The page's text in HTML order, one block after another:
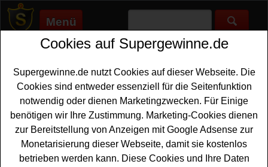
Menü
Supergewinne.de>Gewinnspiele>Reise Gewinnspiele>We are
Anzeige:
Anzeige:
We are Travel Oster-Gewinnspiel -
Urlaub gewinnen
Cookies auf Supergewinne.de
Supergewinne.de nutzt Cookies auf dieser Webseite. Die
Cookies sind entweder essenziell für die Seitenfunktion
notwendig oder dienen Marketingzwecken. Für Einige
benötigen wir Ihre Zustimmung. Marketing-Cookies dienen
zur Bereitstellung von Anzeigen mit Google Adsense zur
Monetarisierung dieser Webseite, damit sie kostenlos
betrieben werden kann. Diese Cookies und Ihre Daten